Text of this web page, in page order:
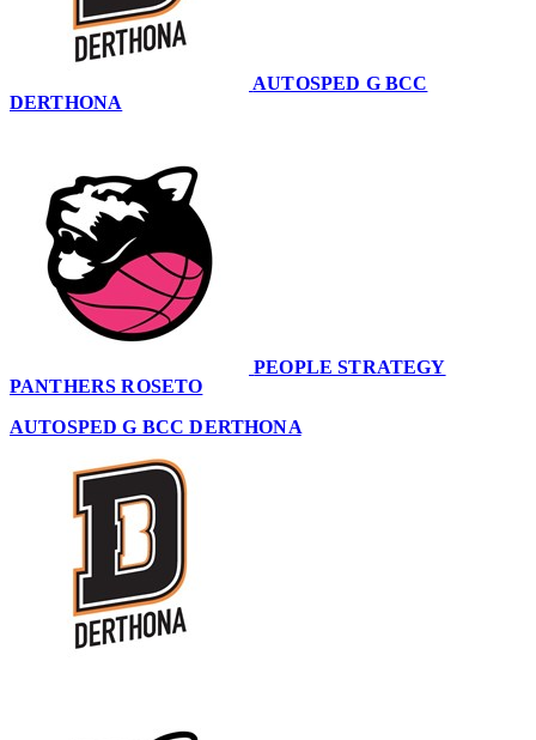
AUTOSPED G BCC
DERTHONA
PEOPLE STRATEGY
PANTHERS ROSETO
AUTOSPED G BCC DERTHONA